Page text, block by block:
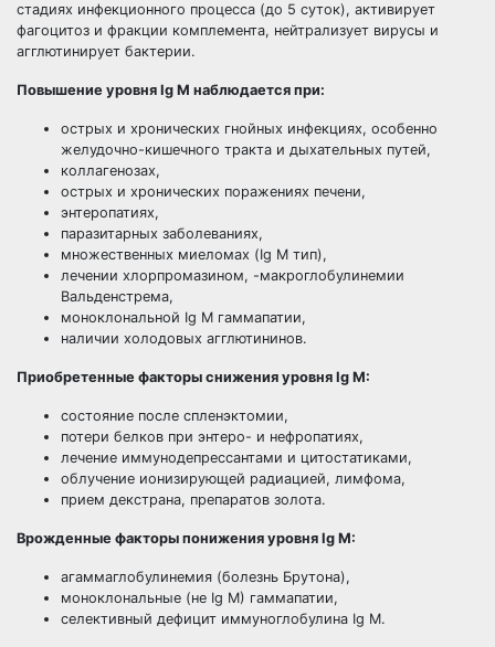
стадиях инфекционного процесса (до 5 суток), активирует
фагоцитоз и фракции комплемента, нейтрализует вирусы и
агглютинирует бактерии.
Повышение уровня Ig М наблюдается при:
острых и хронических гнойных инфекциях, особенно
желудочно-кишечного тракта и дыхательных путей,
коллагенозах,
острых и хронических поражениях печени,
энтеропатиях,
паразитарных заболеваниях,
множественных миеломах (Ig М тип),
лечении хлорпромазином, -макроглобулинемии
Вальденстрема,
моноклональной Ig М гаммапатии,
наличии холодовых агглютининов.
Приобретенные факторы снижения уровня Ig М:
состояние после спленэктомии,
потери белков при энтеро- и нефропатиях,
лечение иммунодепрессантами и цитостатиками,
облучение ионизирующей радиацией, лимфома,
прием декстрана, препаратов золота.
Врожденные факторы понижения уровня Ig M:
агаммаглобулинемия (болезнь Брутона),
моноклональные (не Ig М) гаммапатии,
селективный дефицит иммуноглобулина Ig М.